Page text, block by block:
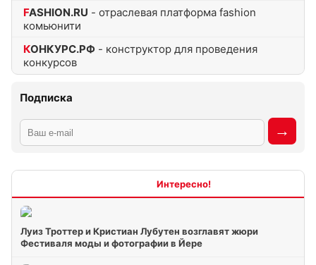
FASHION.RU - отраслевая платформа fashion
комьюнити
КОНКУРС.РФ - конструктор для проведения
конкурсов
Подписка
Луиз Троттер и Кристиан Лубутен возглавят жюри
Фестиваля моды и фотографии в Йере